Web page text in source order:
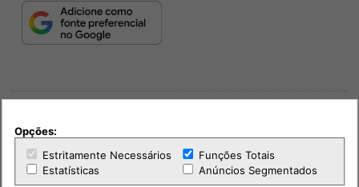
Opções:
Estritamente Necessários
Funções Totais
Estatísticas
Anúncios Segmentados